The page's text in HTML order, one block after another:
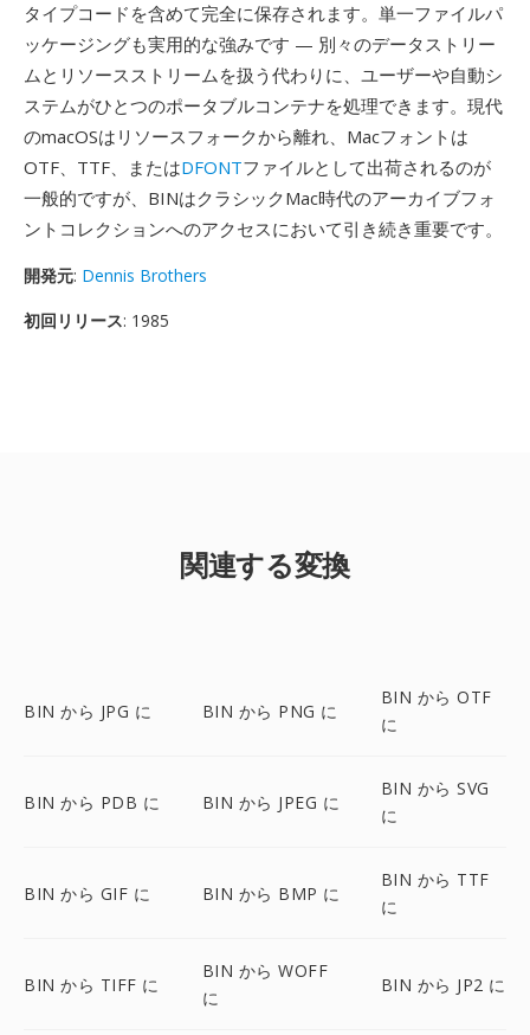
タイプコードを含めて完全に保存されます。単一ファイルパ
ッケージングも実用的な強みです — 別々のデータストリー
ムとリソースストリームを扱う代わりに、ユーザーや自動シ
ステムがひとつのポータブルコンテナを処理できます。現代
のmacOSはリソースフォークから離れ、Macフォントは
OTF、TTF、またはDFONTファイルとして出荷されるのが
一般的ですが、BINはクラシックMac時代のアーカイブフォ
ントコレクションへのアクセスにおいて引き続き重要です。
開発元: Dennis Brothers
初回リリース: 1985
関連する変換
BIN から JPG に BIN から PNG に
BIN から OTF
に
BIN から PDB に BIN から JPEG に
BIN から SVG
に
BIN から GIF に BIN から BMP に
BIN から TTF
に
BIN から TIFF に
BIN から WOFF
に
BIN から JP2 に